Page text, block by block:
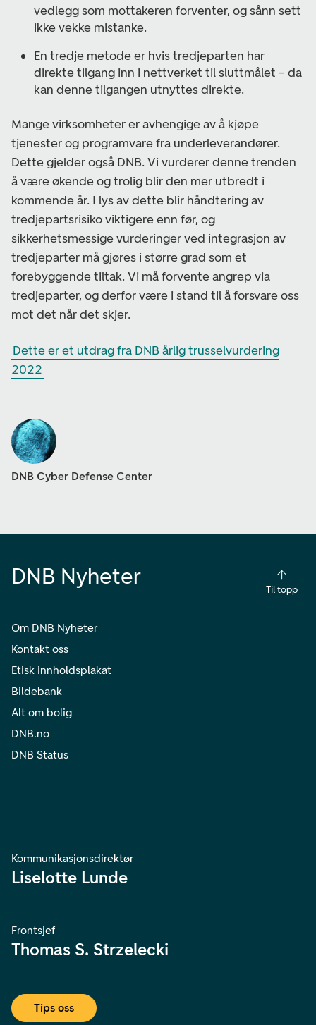
vedlegg som mottakeren forventer, og sånn sett
ikke vekke mistanke.
En tredje metode er hvis tredjeparten har
direkte tilgang inn i nettverket til sluttmålet – da
kan denne tilgangen utnyttes direkte.
Mange virksomheter er avhengige av å kjøpe
tjenester og programvare fra underleverandører.
Dette gjelder også DNB. Vi vurderer denne trenden
å være økende og trolig blir den mer utbredt i
kommende år. I lys av dette blir håndtering av
tredjepartsrisiko viktigere enn før, og
sikkerhetsmessige vurderinger ved integrasjon av
tredjeparter må gjøres i større grad som et
forebyggende tiltak. Vi må forvente angrep via
tredjeparter, og derfor være i stand til å forsvare oss
mot det når det skjer.
Dette er et utdrag fra DNB årlig trusselvurdering
2022
DNB Cyber Defense Center
DNB Nyheter
Til topp
Om DNB Nyheter
Kontakt oss
Etisk innholdsplakat
Bildebank
Alt om bolig
DNB.no
DNB Status
Kommunikasjonsdirektør
Liselotte Lunde
Frontsjef
Thomas S. Strzelecki
Tips oss